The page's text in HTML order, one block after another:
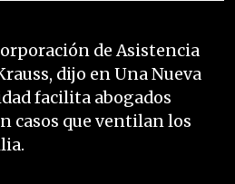
de Asistencia
dijo en Una Nueva
facilita abogados
casos que ventilan los